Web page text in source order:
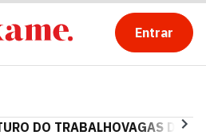
Entrar
DO TRABALHOVAGAS DE